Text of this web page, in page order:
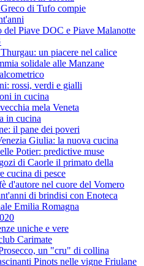
di Tufo compie
del Piave DOC e Piave Malanotte
un piacere nel calice
solidale alle Manzane
rossi, verdi e gialli
in cucina
mela Veneta
in cucina
il pane dei poveri
Giulia: la nuova cucina
Potier: predictive muse
di Caorle il primato della
cucina di pesce
d'autore nel cuore del Vomero
di brindisi con Enoteca
Emilia Romagna
uniche e vere
Carimate
un "cru" di collina
Pinots nelle vigne Friulane